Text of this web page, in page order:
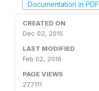
Documentation in PDF
CREATED ON
Dec 02, 2015
LAST MODIFIED
Feb 02, 2016
PAGE VIEWS
277111